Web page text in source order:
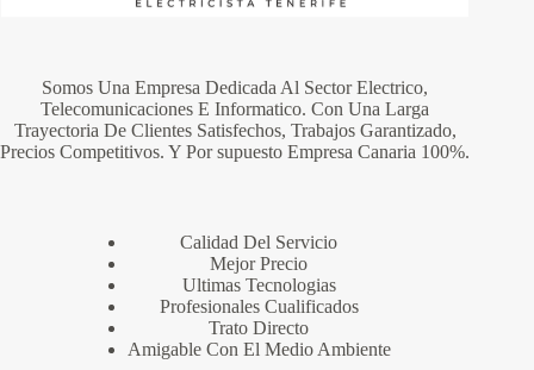
Somos Una Empresa Dedicada Al Sector Electrico,
Telecomunicaciones E Informatico. Con Una Larga
Trayectoria De Clientes Satisfechos, Trabajos Garantizado,
Precios Competitivos. Y Por supuesto Empresa Canaria 100%.
Calidad Del Servicio
Mejor Precio
Ultimas Tecnologias
Profesionales Cualificados
Trato Directo
Amigable Con El Medio Ambiente